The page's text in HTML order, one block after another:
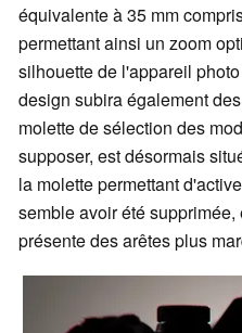
équivalente à 35 mm
permettant ainsi un zoom
silhouette de l'appareil
design subira également
molette de sélection des
supposer, est désormais
la molette permettant
semble avoir été
présente des arêtes plus